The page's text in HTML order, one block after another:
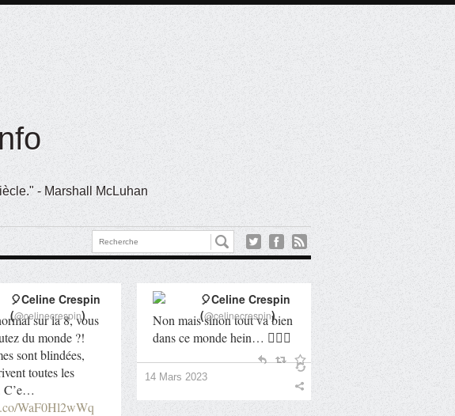
- Marshall McLuhan
sur la 8, vous
du monde ?!
sont blindées,
toutes les
C’e…
WaF0Hl2wWq
🎈Celine Crespin
(@celinecrespin)
Non mais sinon tout va bien
dans ce monde hein… 🤦🏻‍♀️
🎈Celine Crespin
(@celinecrespin)
14 Mars 2023